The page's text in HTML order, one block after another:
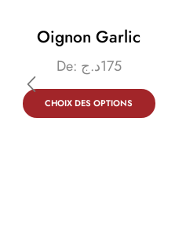
Oignon Garlic
De: 175د.ج
CHOIX DES OPTIONS